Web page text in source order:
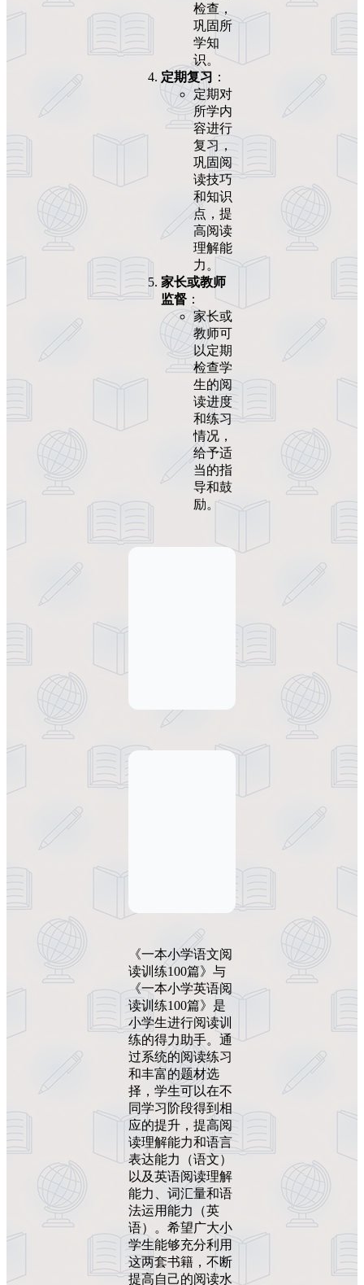
检查，
巩固所
学知
识。
定期复习 ：
定期对
所学内
容进行
复习，
巩固阅
读技巧
和知识
点，提
高阅读
理解能
力。
家长或教师
监督 ：
家长或
教师可
以定期
检查学
生的阅
读进度
和练习
情况，
给予适
当的指
导和鼓
励。
《一本小学语文阅
读训练100篇》与
《一本小学英语阅
读训练100篇》是
小学生进行阅读训
练的得力助手。通
过系统的阅读练习
和丰富的题材选
择，学生可以在不
同学习阶段得到相
应的提升，提高阅
读理解能力和语言
表达能力（语文）
以及英语阅读理解
能力、词汇量和语
法运用能力（英
语）。希望广大小
学生能够充分利用
这两套书籍，不断
提高自己的阅读水